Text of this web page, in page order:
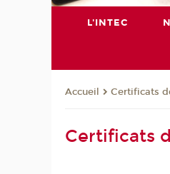
L'INTEC
Accueil Certificats
Certificats